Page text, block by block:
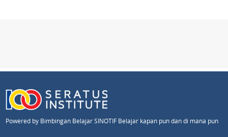
Powered by Bimbingan Belajar SINOTIF Belajar kapan pun dan di mana pun